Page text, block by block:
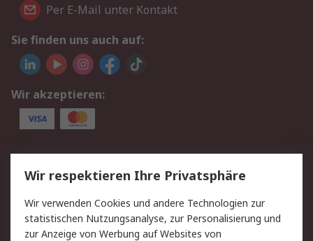
Per E-Mail unter Kontakt
Sie finden uns auch auf:
Wir akzeptieren:
Service
Value Added Services
Lieferlösungen
Rücksendung/Entsorgung Kontakt
Hilfe
Wir respektieren Ihre Privatsphäre
Wir verwenden Cookies und andere Technologien zur
statistischen Nutzungsanalyse, zur Personalisierung und
zur Anzeige von Werbung auf Websites von